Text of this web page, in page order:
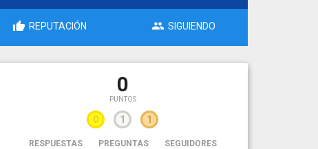
REPUTACIÓN SIGUIENDO
0
PUNTOS
0 1 1
RESPUESTAS PREGUNTAS SEGUIDORES